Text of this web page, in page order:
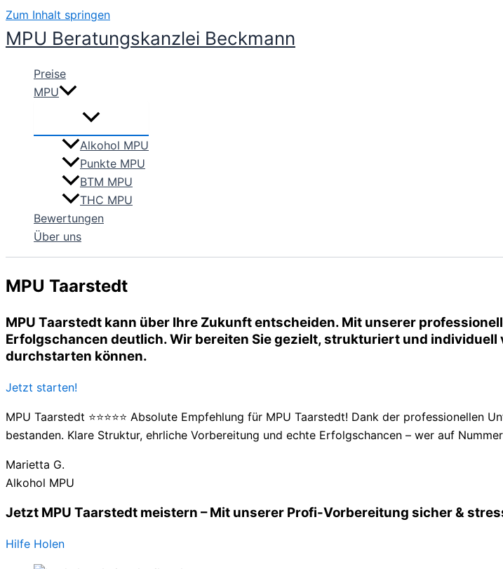
Zum Inhalt springen
MPU Beratungskanzlei Beckmann
Preise
MPU
Alkohol MPU
Punkte MPU
BTM MPU
THC MPU
Bewertungen
Über uns
MPU Taarstedt
MPU Taarstedt kann über Ihre Zukunft entscheiden. Mit unserer
Erfolgschancen deutlich. Wir bereiten Sie gezielt, strukturiert und
durchstarten können.
Jetzt starten!
MPU Taarstedt ⭐⭐⭐⭐⭐ Absolute Empfehlung für MPU Taarstedt! Dank der
bestanden. Klare Struktur, ehrliche Vorbereitung und echte Erfolgschancen – wer auf
Marietta G.
Alkohol MPU
Jetzt MPU Taarstedt meistern – Mit unserer Profi-Vorbereitung sicher &
Hilfe Holen